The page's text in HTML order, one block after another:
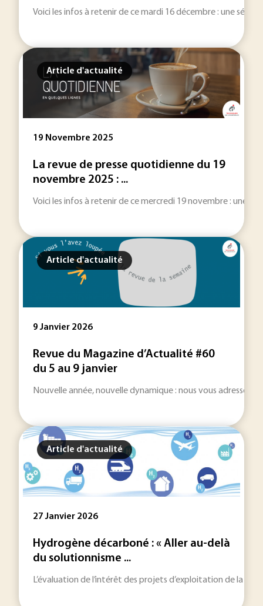
Voici les infos à retenir de ce mardi 16 décembre : une
Article d'actualité
19 Novembre 2025
La revue de presse quotidienne du 19
novembre 2025 : ...
Voici les infos à retenir de ce mercredi 19 novembre : une
Article d'actualité
9 Janvier 2026
Revue du Magazine d’Actualité #60
du 5 au 9 janvier
Nouvelle année, nouvelle dynamique : nous vous
Article d'actualité
27 Janvier 2026
Hydrogène décarboné : « Aller au-delà
du solutionnisme ...
L’évaluation de l’intérêt des projets d’exploitation de la